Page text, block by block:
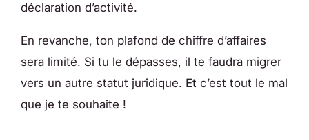
déclaration d’activité.
En revanche, ton plafond de chiffre d’affaires
sera limité. Si tu le dépasses, il te faudra migrer
vers un autre statut juridique. Et c’est tout le mal
que je te souhaite !